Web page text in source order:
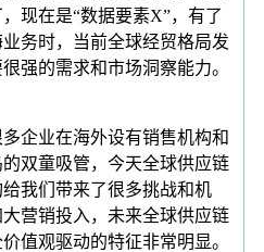
现在是“数据要素X”，有了
务时，当前全球经贸格局发
强的需求和市场洞察能力。
业在海外设有销售机构和
双童吸管，今天全球供应链
我们带来了很多挑战和机
营销投入，未来全球供应链
值观驱动的特征非常明显。